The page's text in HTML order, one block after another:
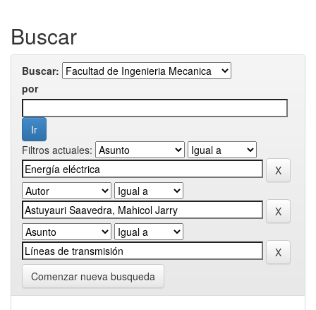
Buscar
Buscar:
por
Filtros actuales:
Comenzar nueva busqueda